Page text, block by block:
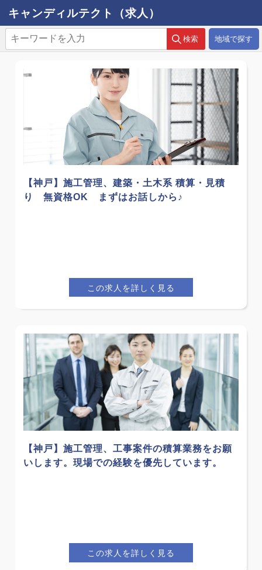
キャンディルテクト（求人）
地域で探す
【神戸】施工管理、建築・土木系 積算・見積
り 無資格OK まずはお話しから♪
この求人を詳しく見る
【神戸】施工管理、工事案件の積算業務をお願
いします。現場での経験を優先しています。
この求人を詳しく見る